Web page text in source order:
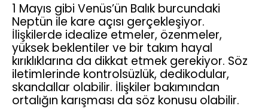
1 Mayıs gibi Venüs’ün Balık burcundaki
Neptün ile kare açısı gerçekleşiyor.
İlişkilerde idealize etmeler, özenmeler,
yüksek beklentiler ve bir takım hayal
kırıklıklarına da dikkat etmek gerekiyor. Söz
iletimlerinde kontrolsüzlük, dedikodular,
skandallar olabilir. İlişkiler bakımından
ortalığın karışması da söz konusu olabilir.